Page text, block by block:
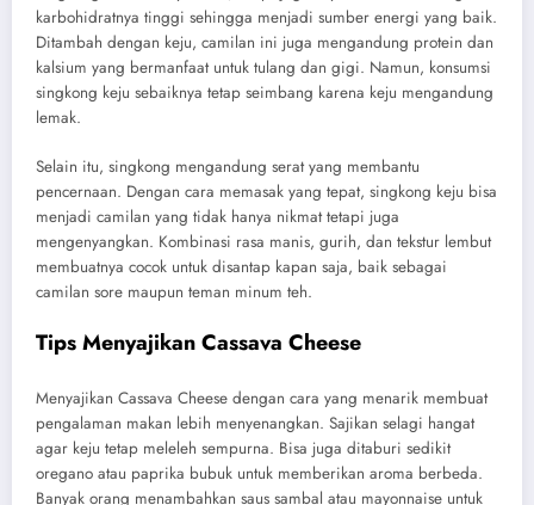
karbohidratnya tinggi sehingga menjadi sumber energi yang baik.
Ditambah dengan keju, camilan ini juga mengandung protein dan
kalsium yang bermanfaat untuk tulang dan gigi. Namun, konsumsi
singkong keju sebaiknya tetap seimbang karena keju mengandung
lemak.
Selain itu, singkong mengandung serat yang membantu
pencernaan. Dengan cara memasak yang tepat, singkong keju bisa
menjadi camilan yang tidak hanya nikmat tetapi juga
mengenyangkan. Kombinasi rasa manis, gurih, dan tekstur lembut
membuatnya cocok untuk disantap kapan saja, baik sebagai
camilan sore maupun teman minum teh.
Tips Menyajikan Cassava Cheese
Menyajikan Cassava Cheese dengan cara yang menarik membuat
pengalaman makan lebih menyenangkan. Sajikan selagi hangat
agar keju tetap meleleh sempurna. Bisa juga ditaburi sedikit
oregano atau paprika bubuk untuk memberikan aroma berbeda.
Banyak orang menambahkan saus sambal atau mayonnaise untuk